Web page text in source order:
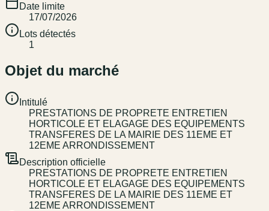
Date limite
17/07/2026
Lots détectés
1
Objet du marché
Intitulé
PRESTATIONS DE PROPRETE ENTRETIEN
HORTICOLE ET ELAGAGE DES EQUIPEMENTS
TRANSFERES DE LA MAIRIE DES 11EME ET
12EME ARRONDISSEMENT
Description officielle
PRESTATIONS DE PROPRETE ENTRETIEN
HORTICOLE ET ELAGAGE DES EQUIPEMENTS
TRANSFERES DE LA MAIRIE DES 11EME ET
12EME ARRONDISSEMENT